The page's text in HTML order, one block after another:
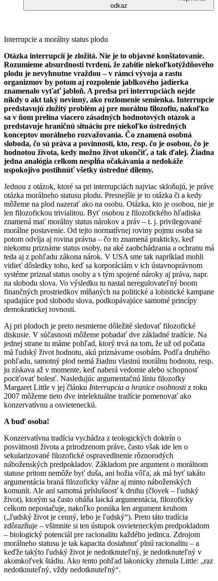
odkaz
Interrupcie a morálny status plodu
Otázka interrupcií je zložitá. Nie je to objavné konštatovanie.
Rozumieme absurdnosti tvrdení, že zabitie niekoľkotýždňového
plodu je nevyhnutne vraždou – v rámci vývoja a rastu
organizmov by potom aj rozpolenie jablkového jadierka
znamenalo vyťať jabloň. A predsa pri interrupciách nejde
nikdy o akt taký nevinný, ako rozlomenie semienka. Interrupcie
predstavujú zložitý problém aj pre morálnu filozofiu, nakoľko
sa v ňom prelína viacero zásadných hodnotových otázok a
predstavuje hraničnú situáciu pre niekoľko ústredných
konceptov morálneho rozvažovania. Čo znamená osobná
sloboda, čo sú práva a povinnosti, kto, resp. čo je osobou, čo je
hodnotou života, kedy možno život ukončiť, a tak ďalej. Žiadna
jedna analógia celkom nespĺňa očakávania a nedokáže
uspokojivo postihnúť všetky ústredné dilemy.
Jednou z otázok, ktoré sa pri interrupciách najviac skloňujú, je práve
otázka morálneho statusu plodu. Presnejšie je to otázka či a kedy
môžeme na plod nazerať ako na osobu. Otázka, kto je osobou, nie je
len filozofickou trivialitou. Byť osobou z filozofického hľadiska
znamená mať morálny status nárokov a práv – t. j. privilegované
morálne postavenie. Od tejto normatívnej roviny pojmu osoba sa
potom odvíja aj rovina právna – čo to znamená prakticky, keď
niekomu priznáme status osoby, na aké zaobchádzania a ochranu má
teda aj z pohľadu zákona nárok. V USA sme tak napríklad mohli
vidieť dôsledky toho, keď sa korporáciám v ich ústavnoprávnom
systéme priznal status osoby a s tým spojené nároky aj práva, napr.
na slobodu slova. Vo výsledku tu nastal neregulovateľný boom
finančných prostriedkov míňaných na politické a lobistické kampane
spadajúce pod slobodu slova, podkopávajúce samotné princípy
demokratickej rovnosti.
Aj pri plodoch je preto nesmierne dôležité sledovať filozofické
diskusie. V súčasnosti môžeme pobadať dve základné tradície. Na
jednej strane tu máme pohľad, ktorý trvá na tom, že už od počatia
má ľudský život hodnotu, akú priznávame osobám. Podľa druhého
pohľadu, samotný plod nemá žiadnu vlastnú morálnu hodnotu, resp.
ju získava až v momente, keď naberá vedomie alebo schopnosť
pociťovať bolesť. Nasledujúc argumentačnú líniu filozofky
Margaret Little v jej článku Interrupcia a hranice osobnosti z roku
2007 môžeme tieto dve intelektuálne tradície pomenovať ako
konzervatívnu a osvieteneckú.
A buď osoba!
Konzervatívna tradícia vychádza z teologických doktrín o
posvätnosti života a prirodzenom práve, často však ide len o
sekularizované filozofické ospravedlnenie rôznorodých
náboženských predpokladov. Základom pre argument o morálnom
statuse pritom nemôže byť duša, ani božia vôľa, ak má byť takáto
argumentácia braná filozoficky vážne aj mimo náboženských
komunít. Ale ani samotná príslušnosť k druhu (človek – ľudský
život), ktorým sa často oháňa laická argumentácia, filozoficky
celkom nepostačuje, nakoľko ponúka len argument kruhom
(„ľudský život je cenný, lebo je ľudský“). Preto táto tradícia
zdôrazňuje – všimnite si ten ústupok osvieteneckým predpokladom
– biologický potenciál pre racionalitu každého jedinca. Zdrojom
morálneho statusu je tak kapacita dosiahnuť plnú racionalitu – a
keďže takýto ľudský život je nedotknuteľný, je nedotknuteľný v
akomkoľvek štádiu. Ako tento pohľad lakonicky zhrnula Little: „raz
nedotknuteľný, vždy nedotknuteľný“.